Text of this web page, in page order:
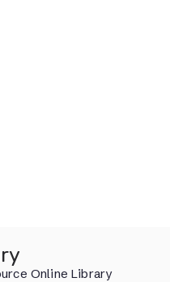
Online Library